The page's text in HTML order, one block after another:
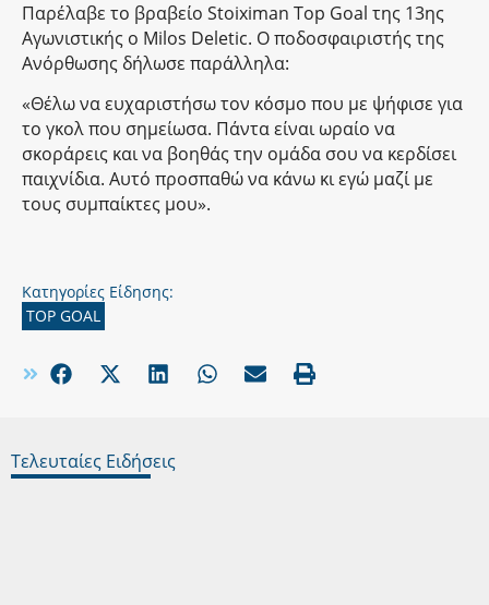
Παρέλαβε το βραβείο Stoiximan Top Goal της 13ης
Αγωνιστικής o Milos Deletic. Ο ποδοσφαιριστής της
Ανόρθωσης δήλωσε παράλληλα:
«Θέλω να ευχαριστήσω τον κόσμο που με ψήφισε για
το γκολ που σημείωσα. Πάντα είναι ωραίο να
σκοράρεις και να βοηθάς την ομάδα σου να κερδίσει
παιχνίδια. Αυτό προσπαθώ να κάνω κι εγώ μαζί με
τους συμπαίκτες μου».
Κατηγορίες Είδησης:
TOP GOAL
Τελευταίες Ειδήσεις